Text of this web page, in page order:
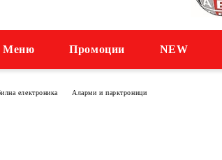
Меню Промоции NEW
електроника Аларми и парктроници